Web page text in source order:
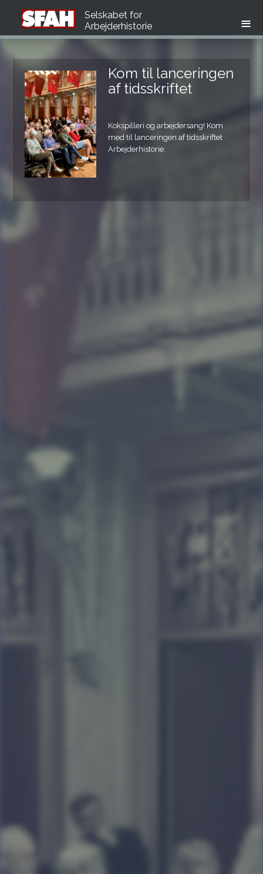
Selskabet for
Arbejderhistorie
Kom til lanceringen
af tidsskriftet
Kokspilleri og arbejdersang! Kom
med til lanceringen af tidsskriftet
Arbejderhistorie.
Nyt nummer af
Arbejder­historie­
Et nyt nummer af tidsskrift for
Arbejderhistorie - med tema om
arbejdersang og arbejdersangkultur.